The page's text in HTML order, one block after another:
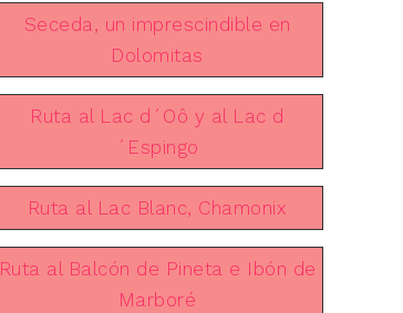
Seceda, un imprescindible en
Dolomitas
Ruta al Lac d´Oô y al Lac d
´Espingo
Ruta al Lac Blanc, Chamonix
Ruta al Balcón de Pineta e Ibón de
Marboré